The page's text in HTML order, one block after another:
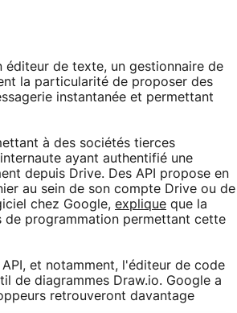
de texte, un gestionnaire de
la particularité de proposer des
instantanée et permettant
à des sociétés tierces
ayant authentifié une
depuis Drive. Des API propose en
au sein de son compte Drive ou de
chez Google, explique que la
programmation permettant cette
et notamment, l'éditeur de code
de diagrammes Draw.io. Google a
retrouveront davantage